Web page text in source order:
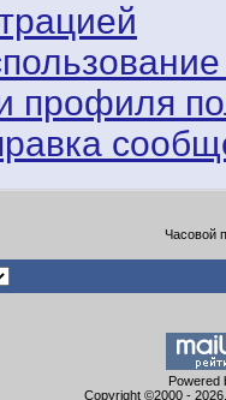
профиля
Часовой
Powered
Copyright ©2000 -